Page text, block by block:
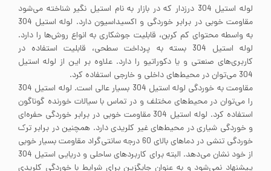
لوله استیل 304 درزدار که در بازار به نام استیل نگیر شناخته می‌شود
مقاومت خوبی در برابر خوردگی و اکسیداسیون دارد. لوله استیل 304
به واسطه محتوای کم کربن، قابلیت جوشکاری به انواع روش‌ها را دارد.
لوله استیل 304 بسته به پرداخت سطحی، قابلیت استفاده در
کاربری‌های صنعتی و یا دکوراتیو را دارد. علاوه بر این از لوله استیل
304 می‌توان در محیط‌های داخلی و خارجی استفاده کرد.
مقاومت به خوردگی لوله استیل 304 بسیار عالی است. لوله استیل 304
را می‌توان در محیط‌های مختلف و در تماس با سیالات خورنده گوناگون
استفاده کرد. لوله استیل 304 مقاومت خوبی در برابر خوردگی حفره‌ای
و خوردگی شیاری در محیط‌های غیر کلریدی دارد. همچنین در برابر ترک
خوردگی تنشی در دماهای بالای 60 درجه سانتی‌گراد مقاومت بسیار خوبی
از خود نشان می‌دهد. البته برای کاربردهای ساحلی و دریایی استیل 304
پیشنهاد نمی‌شود و به عنوان جایگزین برای شرایط با خوردگی کلریدی